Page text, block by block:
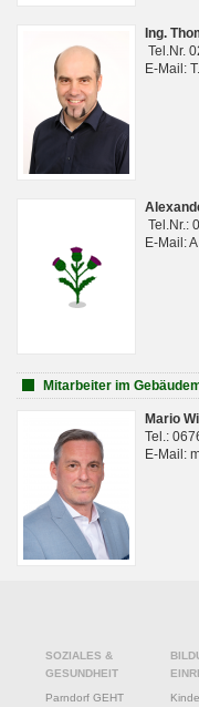
Ing.
Tel.Nr.
E-Mail:
Tel.Nr.:
E-Mail:
Mitarbeiter im
Mario
Tel.:
E-Mail:
SOZIALES &
GESUNDHEIT
Parndorf GEHT